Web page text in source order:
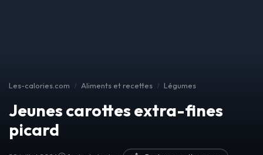
Les-calories.com Aliments et recettes Légumes
Jeunes carottes extra-fines
picard